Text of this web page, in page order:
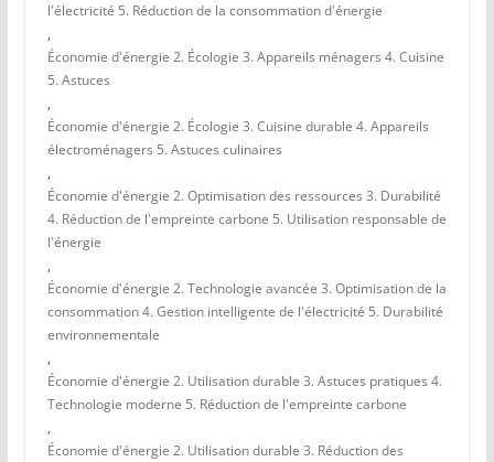
l'électricité 5. Réduction de la consommation d'énergie
,
Économie d'énergie 2. Écologie 3. Appareils ménagers 4. Cuisine
5. Astuces
,
Économie d'énergie 2. Écologie 3. Cuisine durable 4. Appareils
électroménagers 5. Astuces culinaires
,
Économie d'énergie 2. Optimisation des ressources 3. Durabilité
4. Réduction de l'empreinte carbone 5. Utilisation responsable de
l'énergie
,
Économie d'énergie 2. Technologie avancée 3. Optimisation de la
consommation 4. Gestion intelligente de l'électricité 5. Durabilité
environnementale
,
Économie d'énergie 2. Utilisation durable 3. Astuces pratiques 4.
Technologie moderne 5. Réduction de l'empreinte carbone
,
Économie d'énergie 2. Utilisation durable 3. Réduction des